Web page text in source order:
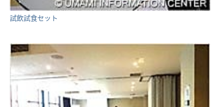
試飲試食セット